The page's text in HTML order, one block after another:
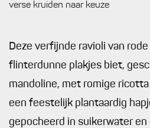
verse kruiden naar keuze
Deze verfijnde ravioli van
flinterdunne plakjes biet,
mandoline, met romige
een feestelijk plantaardig
gepocheerd in suikerwater